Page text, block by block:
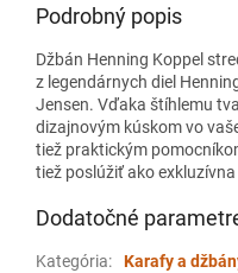
Podrobný popis
Džbán Henning Koppel
z legendárnych diel
Jensen. Vďaka štíhlemu
dizajnovým kúskom vo
tiež praktickým
tiež poslúžiť ako
Dodatočné
Kategória:
Karafy a